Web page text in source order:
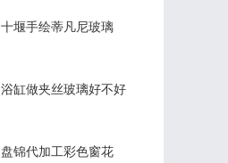
十堰手绘蒂凡尼玻璃
浴缸做夹丝玻璃好不好
盘锦代加工彩色窗花